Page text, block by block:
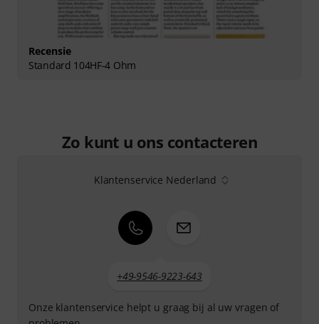
Recensie
Standard 104HF-4 Ohm
Zo kunt u ons contacteren
Klantenservice Nederland
+49-9546-9223-643
Onze klantenservice helpt u graag bij al uw vragen of